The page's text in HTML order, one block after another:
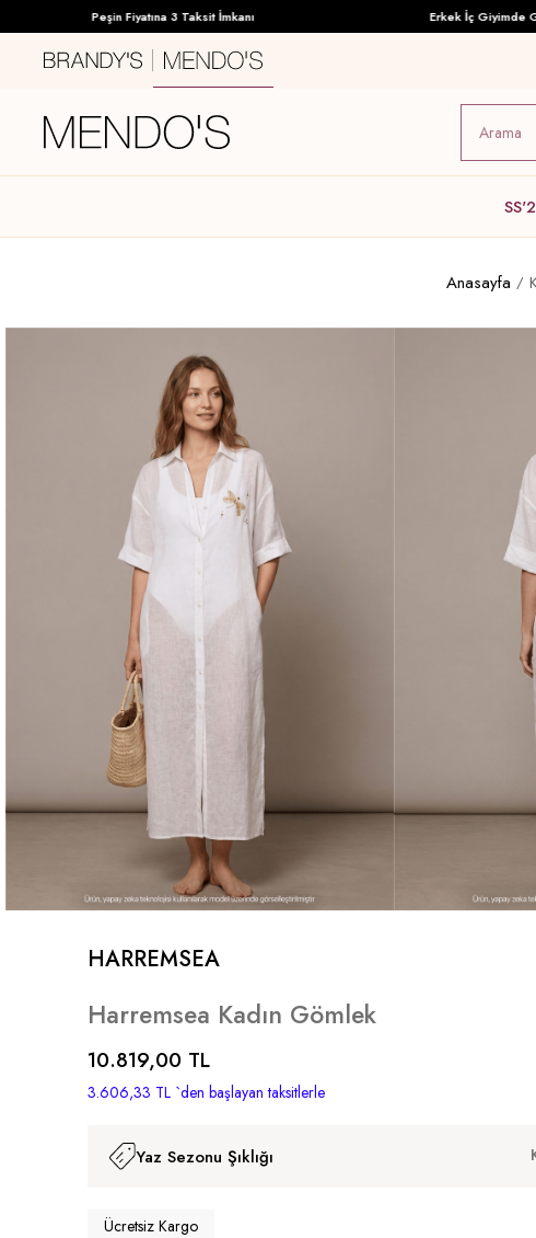
Peşin Fiyatına 3 Taksit İmkanı Erkek İç Giyimde
Anasayfa
HARREMSEA
Harremsea Kadın Gömlek
10.819,00 TL
3.606,33 TL `den başlayan taksitlerle
Yaz Sezonu Şıklığı
Ücretsiz Kargo